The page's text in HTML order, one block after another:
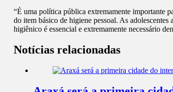
“É uma política pública extremamente importante
do item básico de higiene pessoal. As
higiênico é essencial e extremamente necessário
Notícias relacionadas